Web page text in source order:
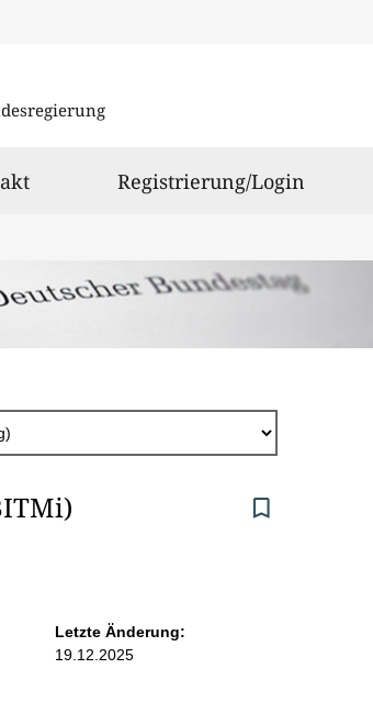
Registrierung/Login
Letzte Änderung:
19.12.2025